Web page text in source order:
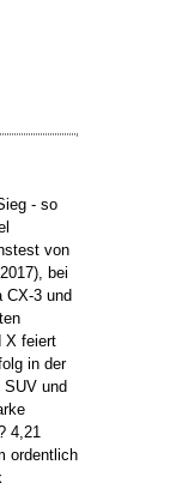
- so
von
bei
CX-3 und
feiert
in der
SUV und
4,21
ordentlich